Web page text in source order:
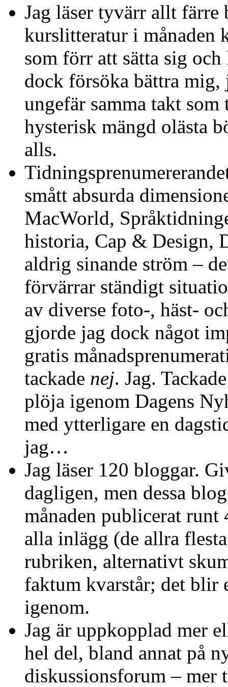
Jag läser tyvärr allt färre
kurslitteratur i månaden
som förr att sätta sig
dock försöka bättra
ungefär samma takt
hysterisk mängd olästa
alls.
smått absurda
MacWorld,
historia, Cap &
aldrig sinande ström –
förvärrar ständigt
av diverse foto-, häst-
gjorde jag dock något
gratis
tackade nej. Jag.
plöja igenom Dagens
med ytterligare en
jag…
Jag läser 120 bloggar.
dagligen, men dessa
månaden publicerat
alla inlägg (de allra
rubriken, alternativt
faktum kvarstår; det blir
igenom.
Jag är uppkopplad mer
hel del, bland annat på
diskussionsforum – mer